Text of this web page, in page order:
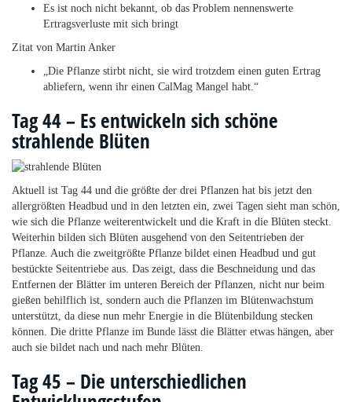
Es ist noch nicht bekannt, ob das Problem nennenswerte
Ertragsverluste mit sich bringt
Zitat von Martin Anker
„Die Pflanze stirbt nicht, sie wird trotzdem einen guten Ertrag
abliefern, wenn ihr einen CalMag Mangel habt.“
Tag 44 – Es entwickeln sich schöne
strahlende Blüten
Aktuell ist Tag 44 und die größte der drei Pflanzen hat bis jetzt den
allergrößten Headbud und in den letzten ein, zwei Tagen sieht man schön,
wie sich die Pflanze weiterentwickelt und die Kraft in die Blüten steckt.
Weiterhin bilden sich Blüten ausgehend von den Seitentrieben der
Pflanze. Auch die zweitgrößte Pflanze bildet einen Headbud und gut
bestückte Seitentriebe aus. Das zeigt, dass die Beschneidung und das
Entfernen der Blätter im unteren Bereich der Pflanzen, nicht nur beim
gießen behilflich ist, sondern auch die Pflanzen im Blütenwachstum
unterstützt, da diese nun mehr Energie in die Blütenbildung stecken
können. Die dritte Pflanze im Bunde lässt die Blätter etwas hängen, aber
auch sie bildet nach und nach mehr Blüten.
Tag 45 – Die unterschiedlichen